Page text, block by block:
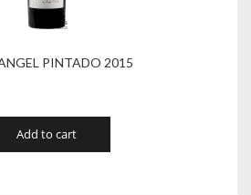
PINTADO 2015
Add to cart